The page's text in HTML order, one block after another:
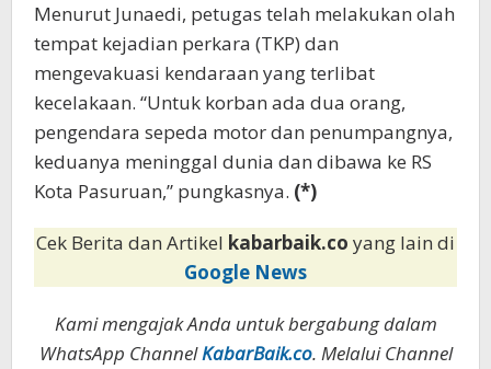
Menurut Junaedi, petugas telah melakukan olah
tempat kejadian perkara (TKP) dan
mengevakuasi kendaraan yang terlibat
kecelakaan. “Untuk korban ada dua orang,
pengendara sepeda motor dan penumpangnya,
keduanya meninggal dunia dan dibawa ke RS
Kota Pasuruan,” pungkasnya. (*)
Cek Berita dan Artikel kabarbaik.co yang lain di
Google News
Kami mengajak Anda untuk bergabung dalam
WhatsApp ChannelKabarBaik.co. Melalui Channel